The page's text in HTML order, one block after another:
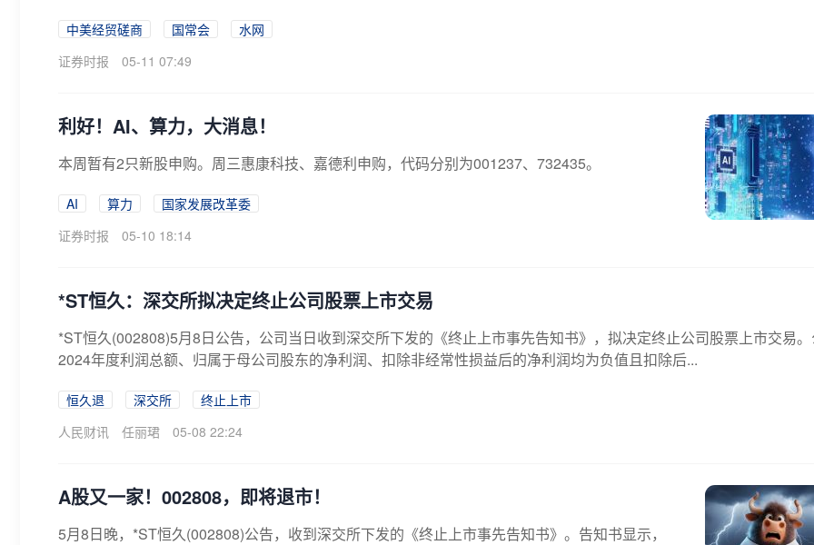
中美经贸磋商 国常会
水网
证券时报
05-11 07:49
利好！AI、算力，大消息！
本周暂有2只新股申购。周三惠康科技、嘉德利申购，代码分别为001237、732435。
AI 算力
国家发展改革委
证券时报
05-10 18:14
*ST恒久：深交所拟决定终止公司股票上市交易
*ST恒久(002808)5月8日公告，公司当日收到深交所下发的《终止上市事先告知书》，拟决定终止公司股票上市交易
2024年度利润总额、归属于母公司股东的净利润、扣除非经常性损益后的净利润均为负值且扣除后...
恒久退 深交所
终止上市
人民财讯
任丽珺 05-08 22:24
A股又一家！002808，即将退市！
5月8日晚，*ST恒久(002808)公告，收到深交所下发的《终止上市事先告知书》。告知书显示，